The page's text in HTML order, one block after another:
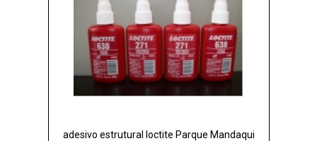
adesivo estrutural loctite Parque Mandaqui